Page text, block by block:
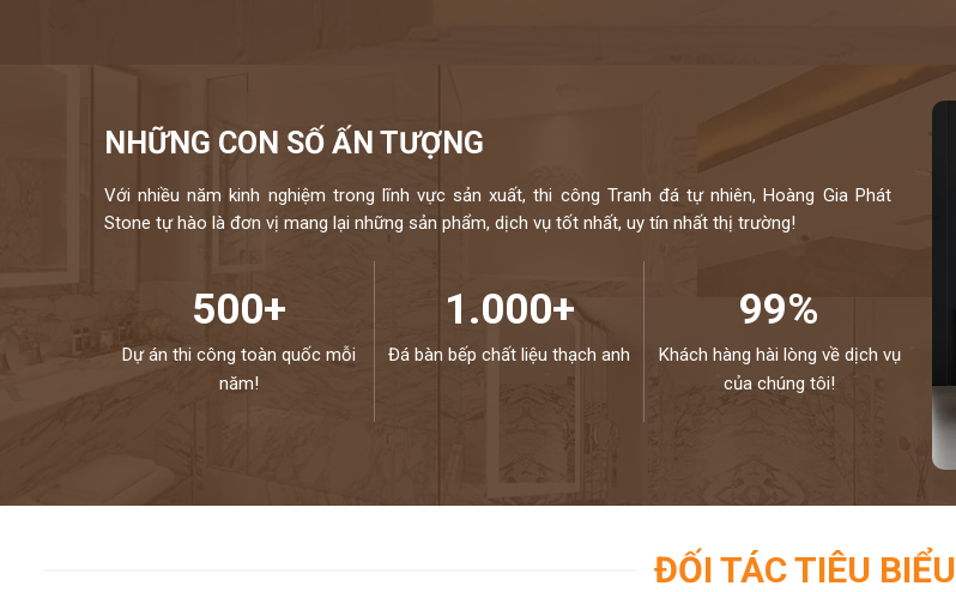
NHỮNG CON SỐ ẤN TƯỢNG
Với nhiều năm kinh nghiệm trong lĩnh vực sản xuất, thi công Tranh đá tự nhiên, Hoàng Gia Phát
Stone tự hào là đơn vị mang lại những sản phẩm, dịch vụ tốt nhất, uy tín nhất thị trường!
500+
Dự án thi công toàn quốc mỗi
năm!
1.000+
Đá bàn bếp chất liệu thạch anh
99%
Khách hàng hài lòng về dịch vụ
của chúng tôi!
ĐỐI TÁC TIÊU BIỂU